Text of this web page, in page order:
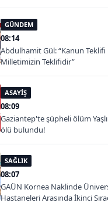
GÜNDEM
08:14
Abdulhamit Gül: “Kanun Teklifi
Milletimizin Teklifidir”
ASAYİŞ
08:09
Gaziantep'te şüpheli ölüm
ölü bulundu!
SAĞLIK
08:07
GAÜN Kornea Naklinde
Hastaneleri Arasında İkinci